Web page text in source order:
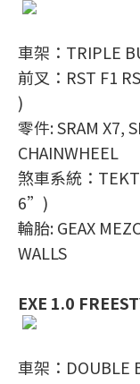
車架：TRIPLE
前叉：RST F1
)
零件: SRAM X7,
CHAINWHEEL
煞車系統：
6”)
輪胎: GEAX
WALLS
EXE 1.0
車架：DOUBLE